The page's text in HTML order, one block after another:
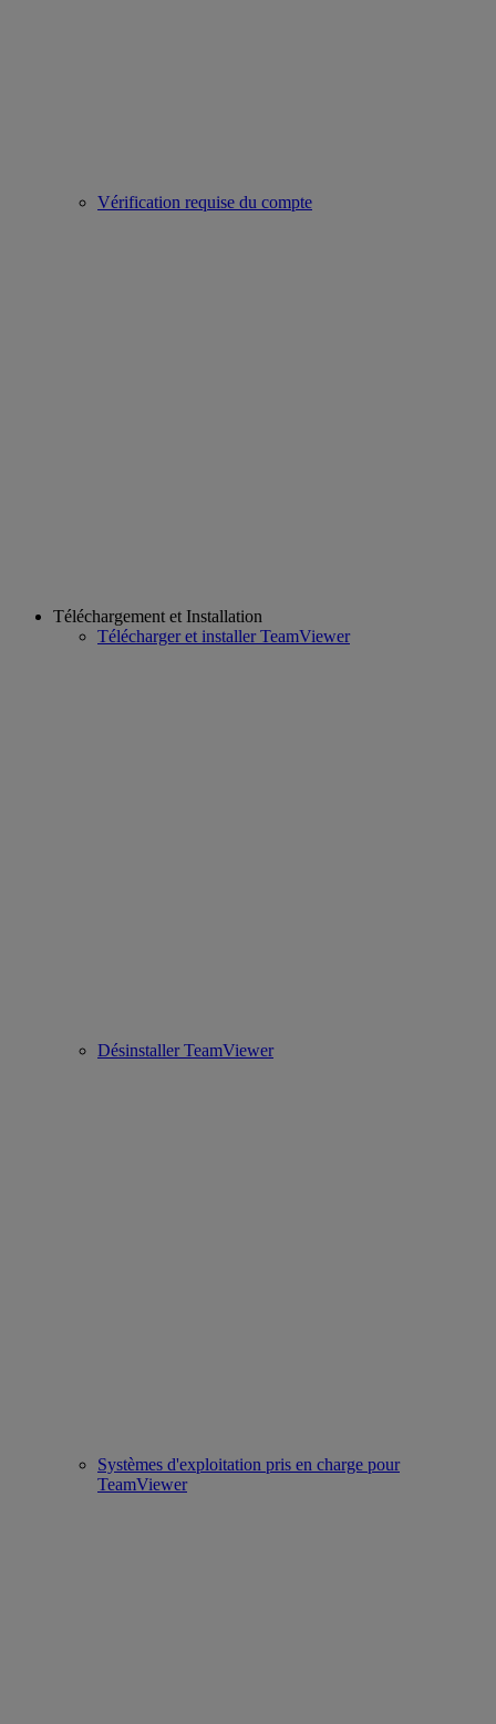
Vérification requise du compte
Téléchargement et Installation
Télécharger et installer TeamViewer
Désinstaller TeamViewer
Systèmes d'exploitation pris en charge pour
TeamViewer